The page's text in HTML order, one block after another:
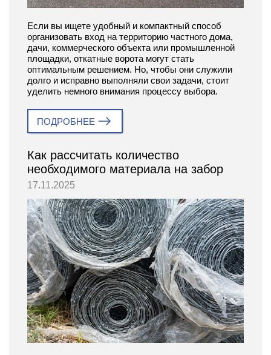
Если вы ищете удобный и компактный способ
организовать вход на территорию частного дома,
дачи, коммерческого объекта или промышленной
площадки, откатные ворота могут стать
оптимальным решением. Но, чтобы они служили
долго и исправно выполняли свои задачи, стоит
уделить немного внимания процессу выбора.
ПОДРОБНЕЕ
Как рассчитать количество
необходимого материала на забор
17.11.2025